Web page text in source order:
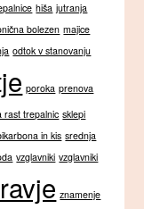
hiša jutranja
bolezen majice
odtok v stanovanju
poroka prenova
rast trepalnic sklepi
in kis srednja
vzglavniki vzglavniki
znamenje